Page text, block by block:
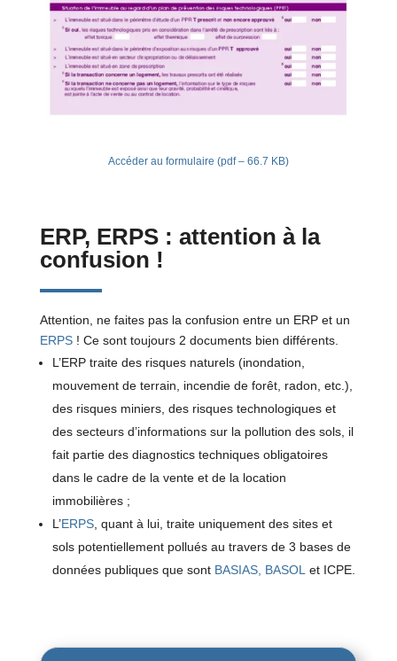
Accéder au formulaire (pdf – 66.7 KB)
ERP, ERPS : attention à la
confusion !
Attention, ne faites pas la confusion entre un ERP et un
ERPS! Ce sont toujours 2 documents bien différents.
L’ERP traite des risques naturels (inondation,
mouvement de terrain, incendie de forêt, radon, etc.),
des risques miniers, des risques technologiques et
des secteurs d’informations sur la pollution des sols, il
fait partie des diagnostics techniques obligatoires
dans le cadre de la vente et de la location
immobilières ;
L’ERPS, quant à lui, traite uniquement des sites et
sols potentiellement pollués au travers de 3 bases de
données publiques que sont BASIAS, BASOL et ICPE.